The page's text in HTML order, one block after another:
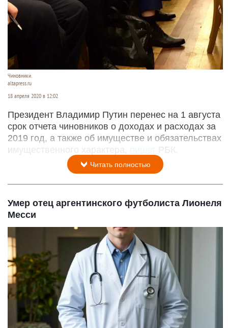
Чиновники.
altapress.ru
18 апреля 2020 в 12:02
Президент Владимир Путин перенес на 1 августа
срок отчета чиновников о доходах и расходах за
2019 год, а также об имуществе и обязательствах
имущественного характера,
РБК.
Читать полностью
Умер отец аргентинского футболиста Лионеля
Месси